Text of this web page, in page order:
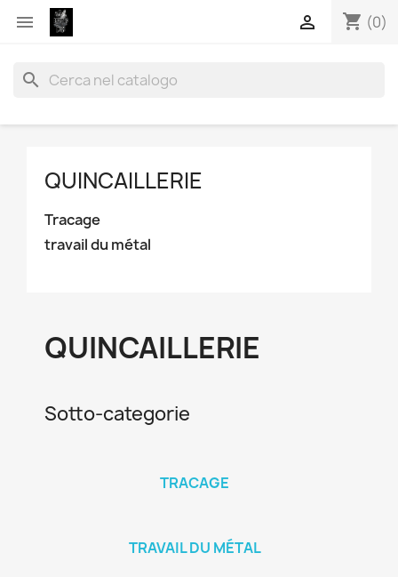
 shopping_cart (0)

search
QUINCAILLERIE
Tracage
travail du métal
QUINCAILLERIE
Sotto-categorie
TRACAGE
TRAVAIL DU MÉTAL